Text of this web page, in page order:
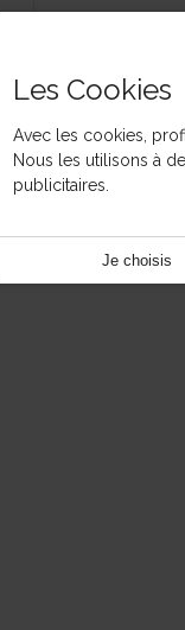
Les Cookies
Avec les cookies,
Nous les utilisons à
publicitaires.
Je choisis